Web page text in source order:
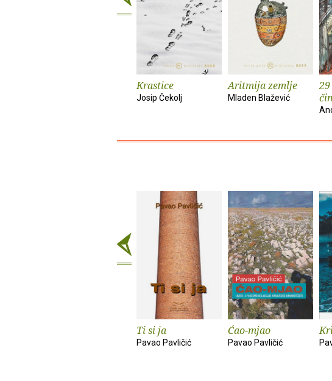
Krastice
Josip Čekolj
Aritmija zemlje
Mladen Blažević
Ti si ja
Pavao Pavličić
Ćao-mjao
Pavao Pavličić